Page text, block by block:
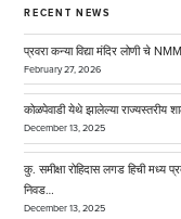
RECENT NEWS
प्रवरा कन्या विद्या मंदिर लोणी चे
February 27, 2026
कोळपेवाडी येथे झालेल्या राज्यस्तरीय
December 13, 2025
कु. समीक्षा रोहिदास लगड हिची मध्य
निवड…
December 13, 2025